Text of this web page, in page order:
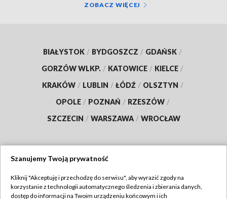
ZOBACZ WIĘCEJ
BIAŁYSTOK / BYDGOSZCZ / GDAŃSK /
GORZÓW WLKP. / KATOWICE / KIELCE /
KRAKÓW / LUBLIN / ŁÓDŹ / OLSZTYN /
OPOLE / POZNAŃ / RZESZÓW /
SZCZECIN / WARSZAWA / WROCŁAW
TVP
Szanujemy Twoją prywatność
Kliknij "Akceptuję i przechodzę do serwisu", aby wyrazić zgody na
korzystanie z technologii automatycznego śledzenia i zbierania danych,
dostęp do informacji na Twoim urządzeniu końcowym i ich